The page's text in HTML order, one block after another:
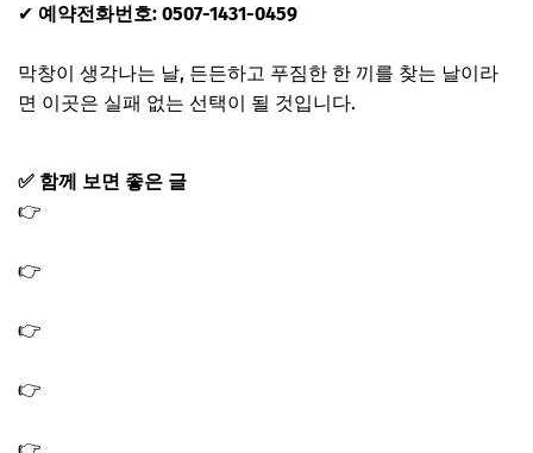
✔ 예약전화번호: 0507-1431-0459
막창이 생각나는 날, 든든하고 푸짐한 한 끼를 찾는 날이라
면 이곳은 실패 없는 선택이 될 것입니다.
✅ 함께 보면 좋은 글
👉
👉
👉
👉